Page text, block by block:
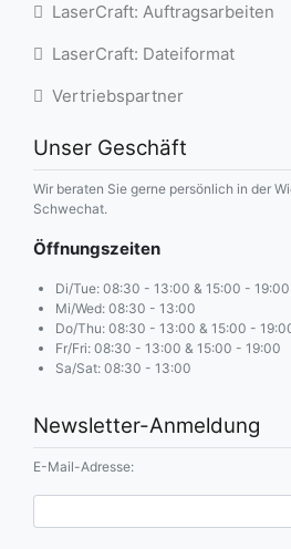
LaserCraft: Auftragsarbeiten
LaserCraft: Dateiformat
Vertriebspartner
Unser Geschäft
Wir beraten Sie gerne persönlich in der
Schwechat.
Öffnungszeiten
Di/Tue: 08:30 - 13:00 & 15:00 - 19:00
Mi/Wed: 08:30 - 13:00
Do/Thu: 08:30 - 13:00 & 15:00 -
Fr/Fri: 08:30 - 13:00 & 15:00 - 19:00
Sa/Sat: 08:30 - 13:00
Newsletter-Anmeldung
E-Mail-Adresse: